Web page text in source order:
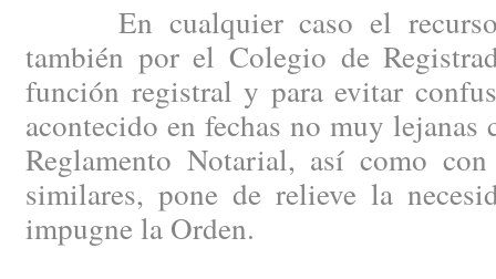
En cualquier caso el recurso
también por el Colegio de
función registral y para evitar
acontecido en fechas no muy
Reglamento Notarial, así como
similares, pone de relieve la
impugne la Orden.